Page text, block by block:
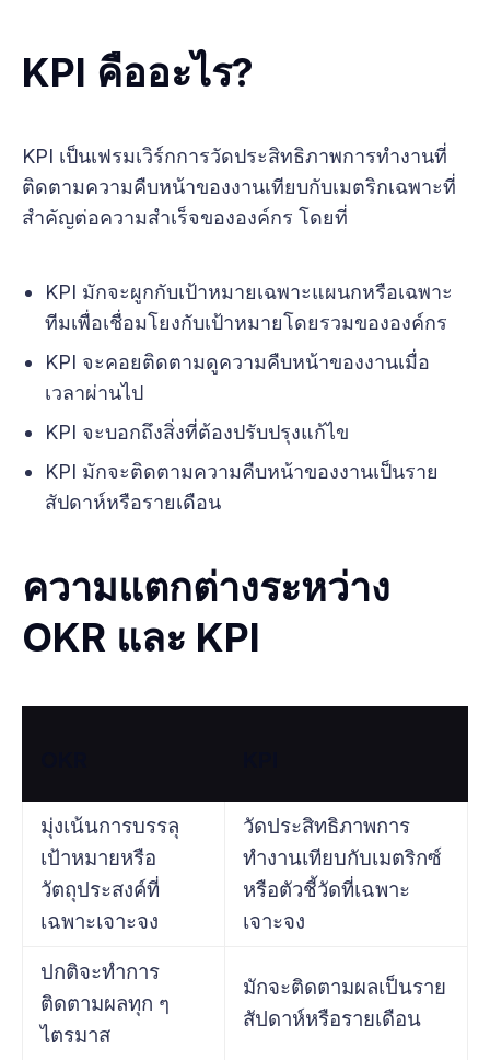
KPI คืออะไร?
KPI เป็นเฟรมเวิร์กการวัดประสิทธิภาพการทำงานที่
ติดตามความคืบหน้าของงานเทียบกับเมตริกเฉพาะที่
สำคัญต่อความสำเร็จขององค์กร โดยที่
KPI มักจะผูกกับเป้าหมายเฉพาะแผนกหรือเฉพาะ
ทีมเพื่อเชื่อมโยงกับเป้าหมายโดยรวมขององค์กร
KPI จะคอยติดตามดูความคืบหน้าของงานเมื่อ
เวลาผ่านไป
KPI จะบอกถึงสิ่งที่ต้องปรับปรุงแก้ไข
KPI มักจะติดตามความคืบหน้าของงานเป็นราย
สัปดาห์หรือรายเดือน
ความแตกต่างระหว่าง
OKR และ KPI
มุ่งเน้นการบรรลุ
เป้าหมายหรือ
วัตถุประสงค์ที่
เฉพาะเจาะจง
วัดประสิทธิภาพการ
ทำงานเทียบกับเมตริกซ์
หรือตัวชี้วัดที่เฉพาะ
เจาะจง
ปกติจะทำการ
ติดตามผลทุก ๆ
ไตรมาส
มักจะติดตามผลเป็นราย
สัปดาห์หรือรายเดือน